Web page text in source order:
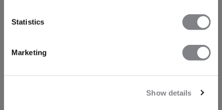
Statistics
Marketing
Show details